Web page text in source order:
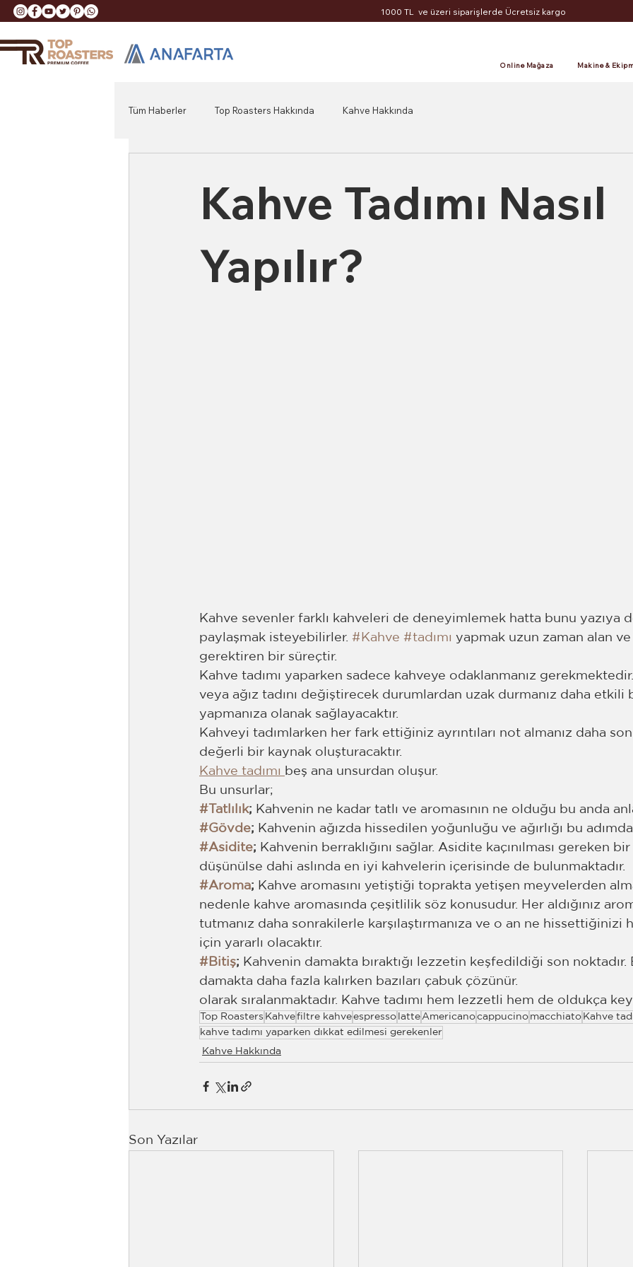
1000 TL ve üzeri siparişlerde Ücretsiz kargo
Online Mağaza Makine &
Tüm Haberler Top Roasters Hakkında Kahve Hakkında
Kahve Tadımı Nasıl
Yapılır?
Kahve sevenler farklı kahveleri de deneyimlemek hatta bunu yazıya
paylaşmak isteyebilirler. #Kahve #tadımı yapmak uzun zaman alan
gerektiren bir süreçtir.
Kahve tadımı yaparken sadece kahveye odaklanmanız
veya ağız tadını değiştirecek durumlardan uzak durmanız daha etkili
yapmanıza olanak sağlayacaktır.
Kahveyi tadımlarken her fark ettiğiniz ayrıntıları not almanız daha
değerli bir kaynak oluşturacaktır.
Kahve tadımı
beş ana unsurdan oluşur.
Bu unsurlar;
#Tatlılık; Kahvenin ne kadar tatlı ve aromasının ne olduğu bu anda
#Gövde; Kahvenin ağızda hissedilen yoğunluğu ve ağırlığı bu
#Asidite; Kahvenin berraklığını sağlar. Asidite kaçınılması gereken
düşünülse dahi aslında en iyi kahvelerin içerisinde de bulunmaktadır.
#Aroma; Kahve aromasını yetiştiği toprakta yetişen meyvelerden
nedenle kahve aromasında çeşitlilik söz konusudur. Her aldığınız
tutmanız daha sonrakilerle karşılaştırmanıza ve o an ne hissettiğinizi
için yararlı olacaktır.
#Bitiş; Kahvenin damakta bıraktığı lezzetin keşfedildiği son noktadır.
damakta daha fazla kalırken bazıları çabuk çözünür.
olarak sıralanmaktadır. Kahve tadımı hem lezzetli hem de oldukça
Top Roasters Kahvefiltre kahveespresso latteAmericanocappucino macchiato Kahve
kahve tadımı yaparken dıkkat edilmesi gerekenler
Kahve Hakkında
Son Yazılar